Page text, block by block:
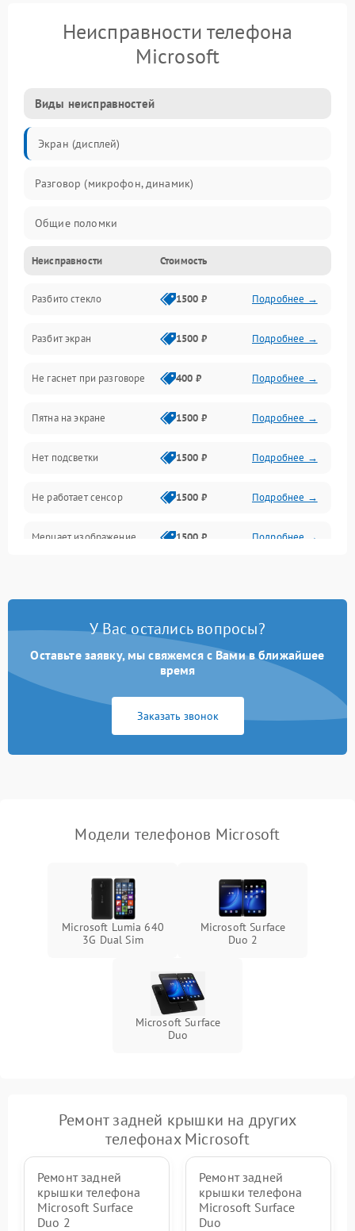
Неисправности телефона
Microsoft
Виды неисправностей
Экран (дисплей)
Разговор (микрофон, динамик)
Общие поломки
Проблемы связи
Камеры
Проблемы с дисплеем и сенсором
Зарядка
Проблемы с питанием, зарядкой и аккумулятором
Проблемы с работой системы, корпусом и другие
Неисправности Стоимость
Разбито стекло 1500 ₽ Подробнее →
Разбит экран 1500 ₽ Подробнее →
Не гаснет при разговоре 400 ₽ Подробнее →
Пятна на экране 1500 ₽ Подробнее →
Нет подсветки 1500 ₽ Подробнее →
Не работает сенсор 1500 ₽ Подробнее →
Мерцает изображение 1500 ₽ Подробнее →
У Вас остались вопросы?
Оставьте заявку, мы свяжемся с Вами в ближайшее
время
Заказать звонок
Модели телефонов Microsoft
Microsoft Lumia 640
3G Dual Sim
Microsoft Surface
Duo 2
Microsoft Surface
Duo
Ремонт задней крышки на других
телефонах Microsoft
Ремонт задней
крышки телефона
Microsoft Surface
Duo 2
Ремонт задней
крышки телефона
Microsoft Surface
Duo